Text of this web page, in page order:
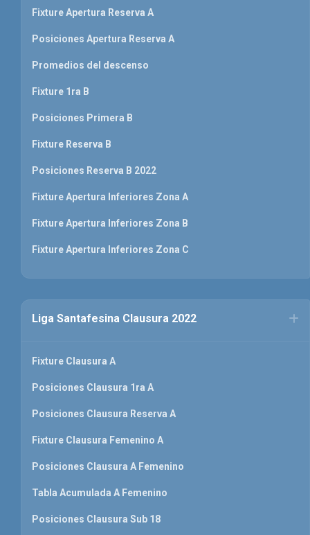
Fixture Apertura Reserva A
Posiciones Apertura Reserva A
Promedios del descenso
Fixture 1ra B
Posiciones Primera B
Fixture Reserva B
Posiciones Reserva B 2022
Fixture Apertura Inferiores Zona A
Fixture Apertura Inferiores Zona B
Fixture Apertura Inferiores Zona C
Liga Santafesina Clausura 2022
Fixture Clausura A
Posiciones Clausura 1ra A
Posiciones Clausura Reserva A
Fixture Clausura Femenino A
Posiciones Clausura A Femenino
Tabla Acumulada A Femenino
Posiciones Clausura Sub 18